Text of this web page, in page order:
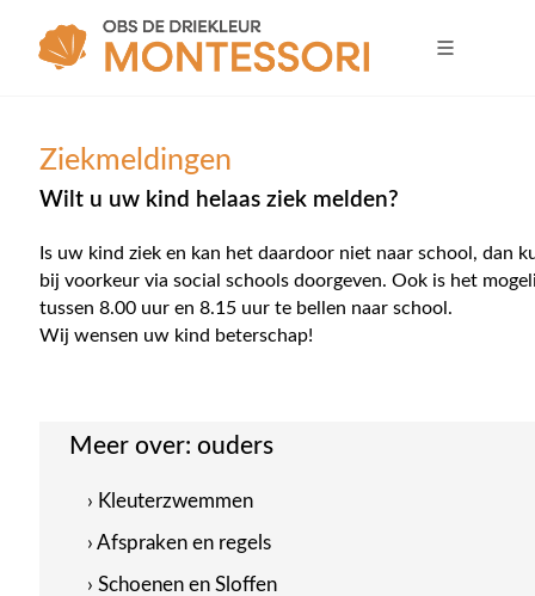
Ziekmeldingen
Wilt u uw kind helaas ziek melden?
Is uw kind ziek en kan het daardoor niet naar school, dan
bij voorkeur via social schools doorgeven. Ook is het
tussen 8.00 uur en 8.15 uur te bellen naar school.
Wij wensen uw kind beterschap!
Meer over:ouders
› Kleuterzwemmen
› Afspraken en regels
› Schoenen en Sloffen